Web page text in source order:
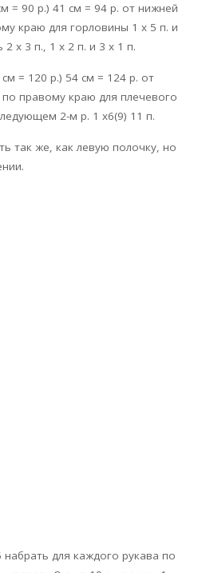
= 90 р.) 41 см = 94 р. от нижней
краю для горловины 1 х 5 п. и
х 3 п., 1 х 2 п. и 3 х 1 п.
= 120 р.) 54 см = 124 р. от
правому краю для плечевого
2-м р. 1 х6(9) 11 п.
так же, как левую полочку, но
для каждого рукава по